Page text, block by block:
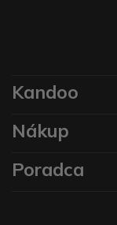
Kandoo
Nákup
Poradca